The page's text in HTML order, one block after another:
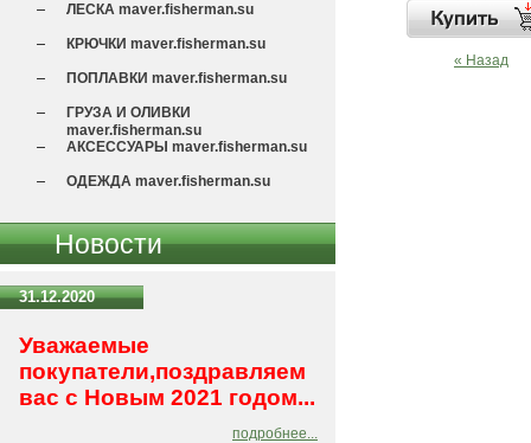
« Назад
ЛЕСКА maver.fisherman.su
КРЮЧКИ maver.fisherman.su
ПОПЛАВКИ maver.fisherman.su
ГРУЗА И ОЛИВКИ
АКСЕССУАРЫ maver.fisherman.su
ОДЕЖДА maver.fisherman.su
Новости
31.12.2020
Уважаемые
покупатели,поздравляем
вас с Новым 2021 годом...
подробнее...